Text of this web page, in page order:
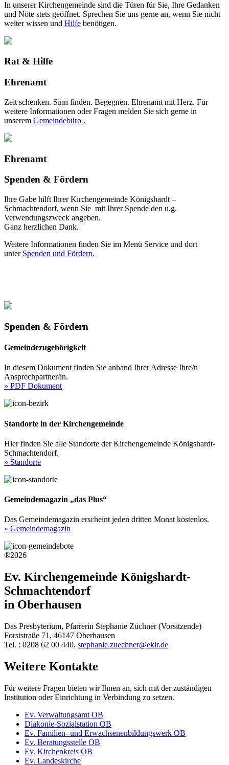
In unserer Kirchengemeinde sind die Türen für Sie, Ihre Gedanken
und Nöte stets geöffnet. Sprechen Sie uns gerne an, wenn Sie nicht
weiter wissen und Hilfe benötigen.
Rat & Hilfe
Ehrenamt
Zeit schenken. Sinn finden. Begegnen. Ehrenamt mit Herz. Für
weitere Informationen oder Fragen melden Sie sich gerne in
unserem Gemeindebüro .
Ehrenamt
Spenden & Fördern
Ihre Gabe hilft Ihrer Kirchengemeinde Königshardt –
Schmachtendorf, wenn Sie mit Ihrer Spende den u.g.
Verwendungszweck angeben.
Ganz herzlichen Dank.
Weitere Informationen finden Sie im Menü Service und dort
unter Spenden und Fördern.
Spenden & Fördern
Gemeindezugehörigkeit
In diesem Dokument finden Sie anhand Ihrer Adresse Ihre/n
Ansprechpartner/in.
» PDF Dokument
Standorte in der Kirchengemeinde
Hier finden Sie alle Standorte der Kirchengemeinde Königshardt-
Schmachtendorf.
» Standorte
Gemeindemagazin „das Plus“
Das Gemeindemagazin erscheint jeden dritten Monat kostenlos.
» Gemeindemagazin
®2026
Ev. Kirchengemeinde Königshardt-
Schmachtendorf
in Oberhausen
Das Presbyterium, Pfarrerin Stephanie Züchner (Vorsitzende)
Forststraße 71, 46147 Oberhausen
Tel. : 0208 62 00 440, stephanie.zuechner@ekir.de
Weitere Kontakte
Für weitere Fragen bieten wir Ihnen an, sich mit der zuständigen
Institution oder Einrichtung in Verbindung zu setzen.
Ev. Verwaltungsamt OB
Diakonie-Sozialstation OB
Ev. Familien- und Erwachsenenbildungswerk OB
Ev. Beratungsstelle OB
Ev. Kirchenkreis OB
Ev. Landeskirche